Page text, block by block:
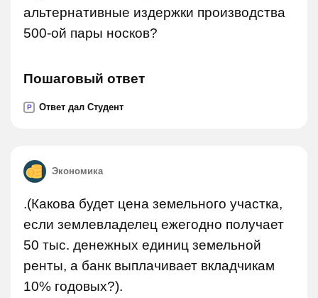
альтернативные издержки производства
500-ой пары носков?
Пошаговый ответ
P Ответ дал Студент
Экономика
.(Какова будет цена земельного участка,
если землевладелец ежегодно получает
50 тыс. денежных единиц земельной
ренты, а банк выплачивает вкладчикам
10% годовых?).